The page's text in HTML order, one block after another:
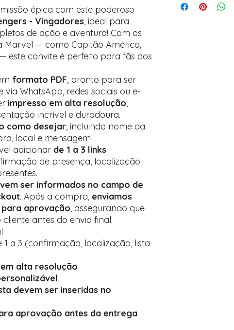
épica com este poderoso
- Vingadores, ideal para
de ação e aventura! Com os
Marvel — como Capitão América,
este convite é perfeito para fãs dos
formato PDF, pronto para ser
WhatsApp, redes sociais ou e-
impresso em alta resolução,
incrível e duradoura.
como desejar, incluindo nome da
local e mensagem
adicionar de 1 a 3 links
de presença, localização
ser informados no campo de
. Após a compra, enviamos
aprovação, assegurando que
antes do envio final.
1 a 3 (confirmação, localização, lista
alta resolução
devem ser inseridas no
aprovação antes da entrega
Avance para a